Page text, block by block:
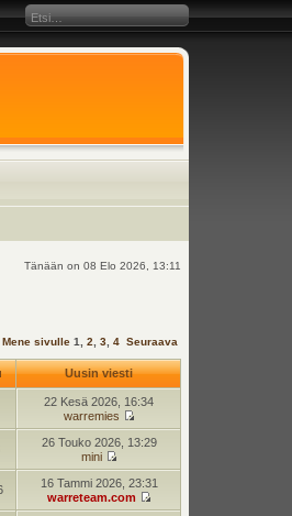
Tänään on 08 Elo 2026, 13:11
Mene sivulle 1 ,2 ,3 ,4 Seuraava
Uusin viesti
22 Kesä 2026, 16:34
warremies
26 Touko 2026, 13:29
mini
16 Tammi 2026, 23:31
warreteam.com